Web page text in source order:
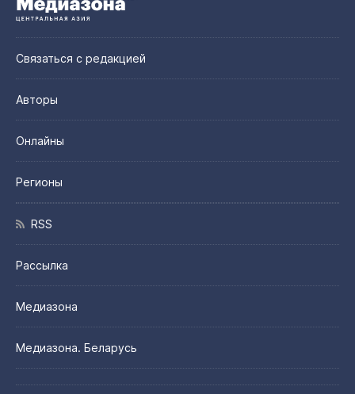
Связаться с редакцией
Авторы
Онлайны
Регионы
RSS
Рассылка
Медиазона
Медиазона. Беларусь